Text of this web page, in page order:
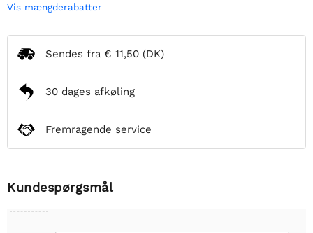
Vis mængderabatter
Sendes fra € 11,50 (DK)
30 dages afkøling
Fremragende service
Kundespørgsmål